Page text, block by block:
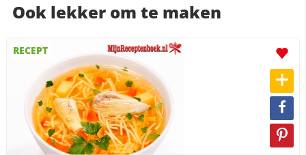
Ook lekker om te maken
RECEPT